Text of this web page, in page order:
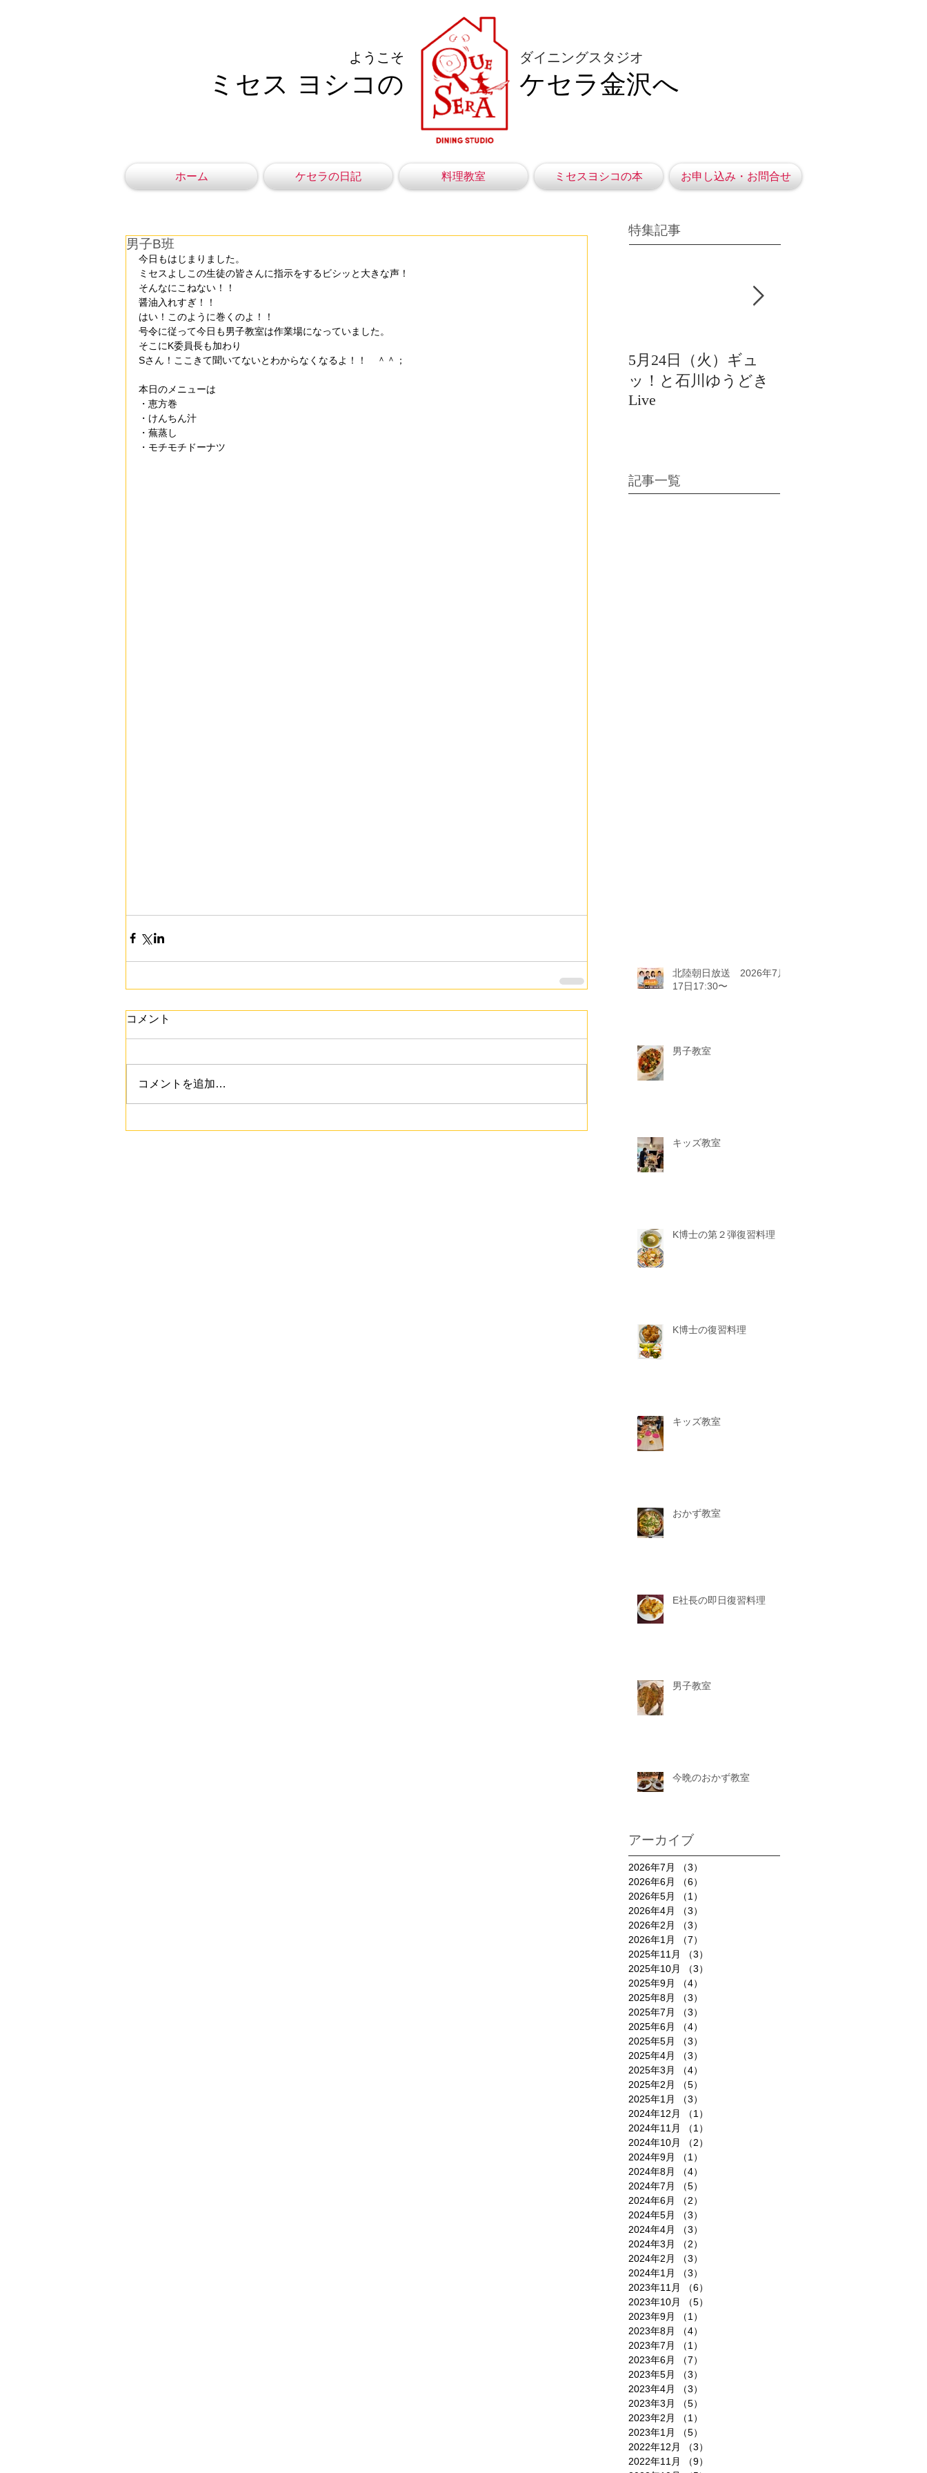
ようこそ
ミセス ヨシコの
ダイニングスタジオ
ケセラ金沢へ
ホーム ケセラの日記 料理教室 ミセスヨシコの本 お申し込み・お問合せ
男子B班
今日もはじまりました。
ミセスよしこの生徒の皆さんに指示をするビシッと大きな声！
そんなにこねない！！
醤油入れすぎ！！
はい！このように巻くのよ！！
号令に従って今日も男子教室は作業場になっていました。
そこにK委員長も加わり
Sさん！ここきて聞いてないとわからなくなるよ！！　＾＾；
本日のメニューは
・恵方巻
・けんちん汁
・蕪蒸し
・モチモチドーナツ
コメント
コメントを追加…
特集記事
5月24日（火）ギュ
ッ！と石川ゆうどき
Live
記事一覧
北陸朝日放送 2026年7月
17日17:30〜
男子教室
キッズ教室
K博士の第２弾復習料理
K博士の復習料理
キッズ教室
おかず教室
E社長の即日復習料理
男子教室
今晩のおかず教室
アーカイブ
2026年7月 （3）
2026年6月
（6）
2026年5月
（1）
2026年4月
（3）
2026年2月
（3）
2026年1月
（7）
2025年11月
（3）
2025年10月
（3）
2025年9月
（4）
2025年8月
（3）
2025年7月
（3）
2025年6月
（4）
2025年5月
（3）
2025年4月
（3）
2025年3月
（4）
2025年2月
（5）
2025年1月
（3）
2024年12月
（1）
2024年11月
（1）
2024年10月
（2）
2024年9月
（1）
2024年8月
（4）
2024年7月
（5）
2024年6月
（2）
2024年5月
（3）
2024年4月
（3）
2024年3月
（2）
2024年2月
（3）
2024年1月
（3）
2023年11月
（6）
2023年10月
（5）
2023年9月
（1）
2023年8月
（4）
2023年7月
（1）
2023年6月
（7）
2023年5月
（3）
2023年4月
（3）
2023年3月
（5）
2023年2月
（1）
2023年1月
（5）
2022年12月
（3）
2022年11月
（9）